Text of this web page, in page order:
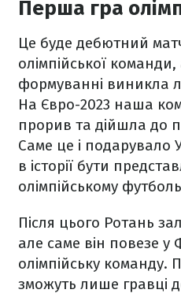
Перша гра
Це буде дебютний
олімпійської
формуванні виникла
На Євро-2023 наша
прорив та дійшла до
Саме це і подарувало
в історії бути
олімпійському
Після цього Ротань
але саме він повезе
олімпійську команду.
зможуть лише гравці